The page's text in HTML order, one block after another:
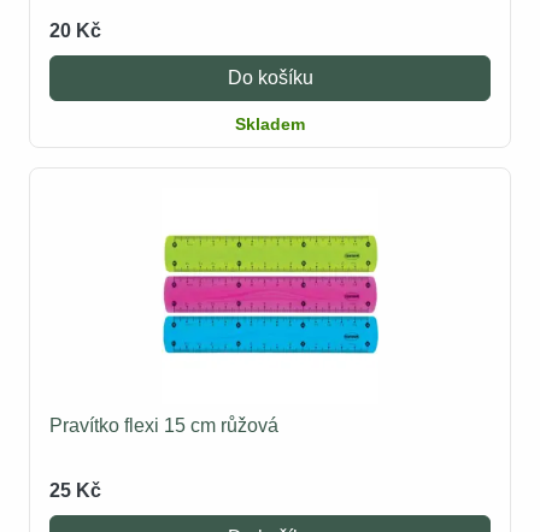
20 Kč
Do košíku
Skladem
Pravítko flexi 15 cm růžová
25 Kč